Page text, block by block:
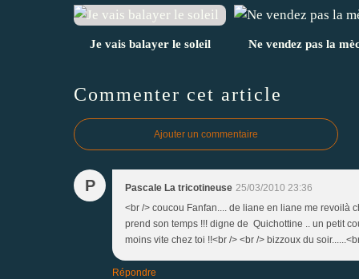
Je vais balayer le soleil Ne vendez pas la
Commenter cet article
Ajouter un commentaire
P Pascale La tricotineuse 25/03/2010 23:36
<br /> coucou Fanfan.... de liane en liane me revoilà
prend son temps !!! digne de Quichottine .. un petit
moins vite chez toi !!<br /> <br /> bizzoux du
Répondre